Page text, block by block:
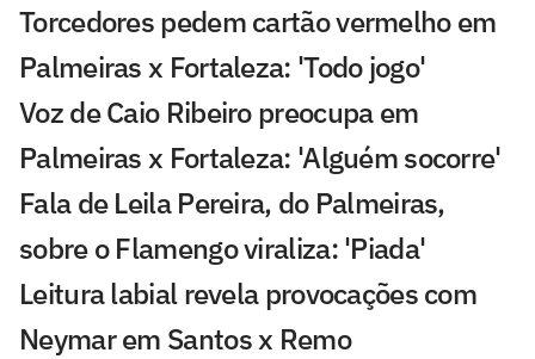
Torcedores pedem cartão vermelho em
Palmeiras x Fortaleza: 'Todo jogo'
Voz de Caio Ribeiro preocupa em
Palmeiras x Fortaleza: 'Alguém socorre'
Fala de Leila Pereira, do Palmeiras,
sobre o Flamengo viraliza: 'Piada'
Leitura labial revela provocações com
Neymar em Santos x Remo